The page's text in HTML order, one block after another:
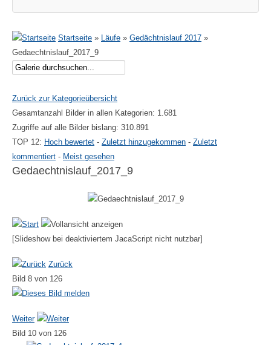
Startseite » Läufe » Gedächtnislauf 2017 »
Gedaechtnislauf_2017_9
Zurück zur Kategorieübersicht
Gesamtanzahl Bilder in allen Kategorien: 1.681
Zugriffe auf alle Bilder bislang: 310.891
TOP 12: Hoch bewertet - Zuletzt hinzugekommen - Zuletzt
kommentiert - Meist gesehen
Gedaechtnislauf_2017_9
[Slideshow bei deaktiviertem JacaScript nicht nutzbar]
Zurück
Bild 8 von 126
Weiter
Bild 10 von 126